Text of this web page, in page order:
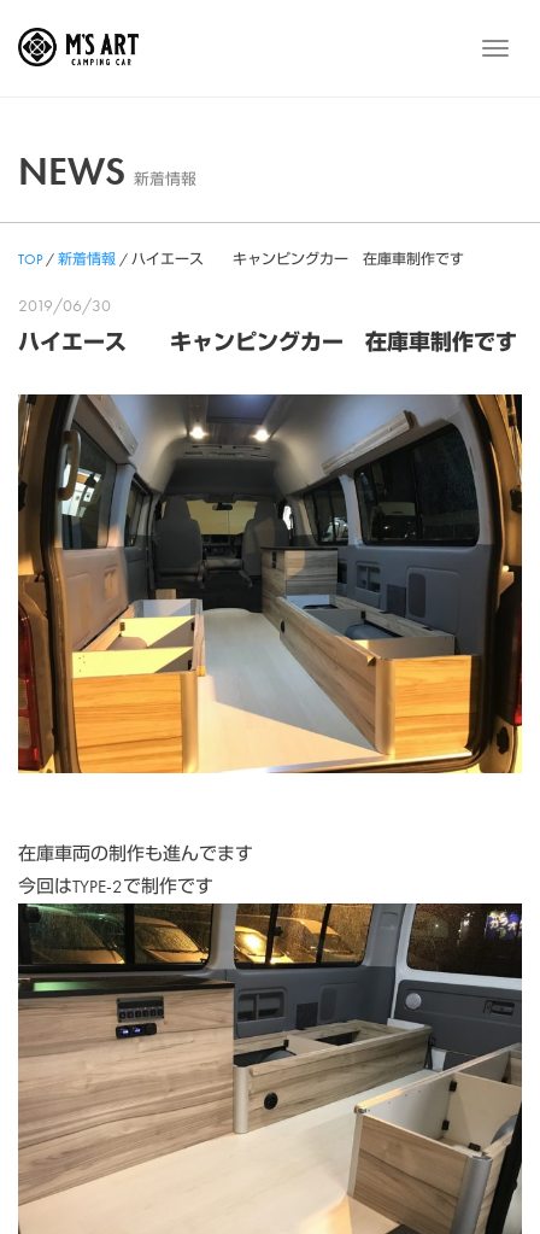
メ
NEWS 新着情報
TOP/新着情報 /ハイエース キャンピングカー 在庫車制作です
2019/06/30
ハイエース キャンピングカー 在庫車制作です
在庫車両の制作も進んでます
今回はTYPE-2で制作です